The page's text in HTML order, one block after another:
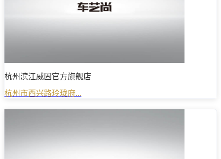
杭州滨江威固官方旗舰店
杭州市西兴路玲珑府...